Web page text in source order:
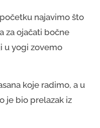
najavimo što
za ojačati bočne
u yogi zovemo
koje radimo, a u
je bio prelazak iz